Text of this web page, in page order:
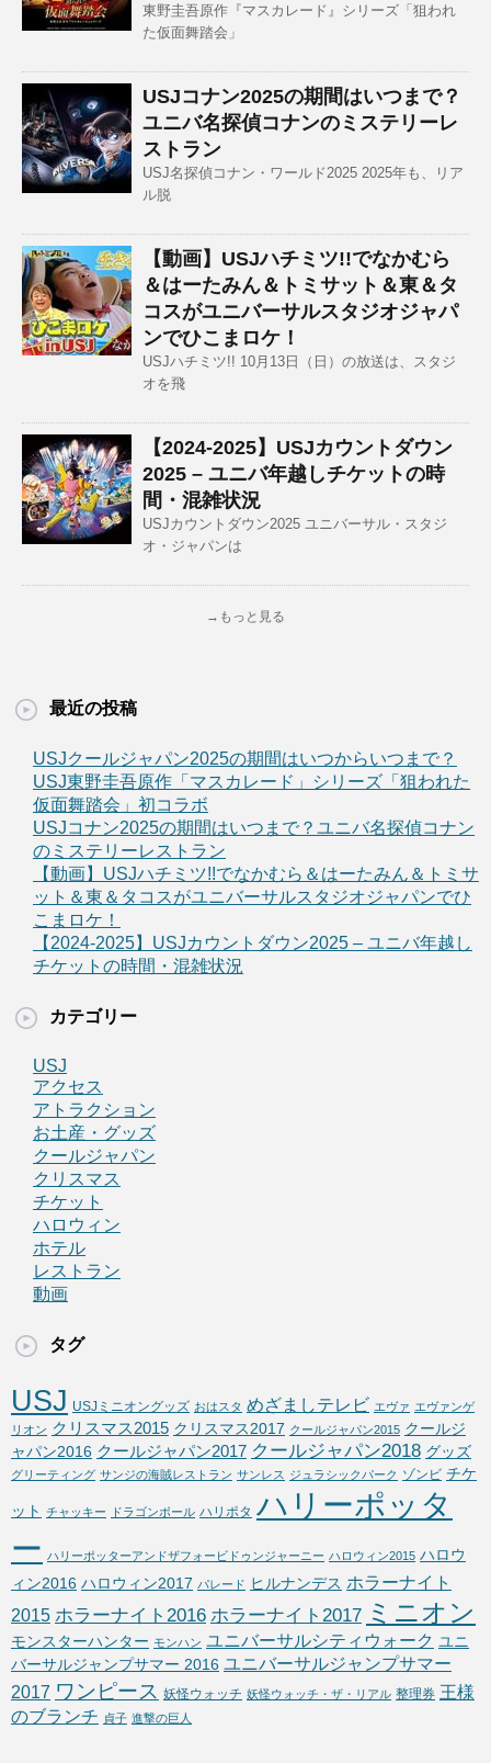
東野圭吾原作『マスカレード』シリーズ「狙われ
た仮面舞踏会」
USJコナン2025の期間はいつまで？
ユニバ名探偵コナンのミステリーレ
ストラン
USJ名探偵コナン・ワールド2025 2025年も、リア
ル脱
【動画】USJハチミツ!!でなかむら
＆はーたみん＆トミサット＆東＆タ
コスがユニバーサルスタジオジャパ
ンでひこまロケ！
USJハチミツ!! 10月13日（日）の放送は、スタジ
オを飛
【2024-2025】USJカウントダウン
2025 – ユニバ年越しチケットの時
間・混雑状況
USJカウントダウン2025 ユニバーサル・スタジ
オ・ジャパンは
→もっと見る
最近の投稿
USJクールジャパン2025の期間はいつからいつまで？
USJ東野圭吾原作「マスカレード」シリーズ「狙われた
仮面舞踏会」初コラボ
USJコナン2025の期間はいつまで？ユニバ名探偵コナン
のミステリーレストラン
【動画】USJハチミツ!!でなかむら＆はーたみん＆トミサ
ット＆東＆タコスがユニバーサルスタジオジャパンでひ
こまロケ！
【2024-2025】USJカウントダウン2025 – ユニバ年越し
チケットの時間・混雑状況
カテゴリー
USJ
アクセス
アトラクション
お土産・グッズ
クールジャパン
クリスマス
チケット
ハロウィン
ホテル
レストラン
動画
タグ
USJ USJミニオングッズ おはスタ めざましテレビ エヴァ エヴァンゲ
リオン クリスマス2015 クリスマス2017 クールジャパン2015 クールジ
ャパン2016 クールジャパン2017 クールジャパン2018 グッズ
グリーティング サンジの海賊レストラン サンレス ジュラシックパーク ゾンビ チケ
ット チャッキー ドラゴンボール ハリポタ ハリーポッタ
ー ハリーポッターアンドザフォービドゥンジャーニー ハロウィン2015 ハロウ
ィン2016 ハロウィン2017 パレード ヒルナンデス ホラーナイト
2015 ホラーナイト2016 ホラーナイト2017 ミニオン
モンスターハンター モンハン ユニバーサルシティウォーク ユニ
バーサルジャンプサマー 2016 ユニバーサルジャンプサマー
2017 ワンピース 妖怪ウォッチ 妖怪ウォッチ・ザ・リアル 整理券 王様
のブランチ 貞子 進撃の巨人